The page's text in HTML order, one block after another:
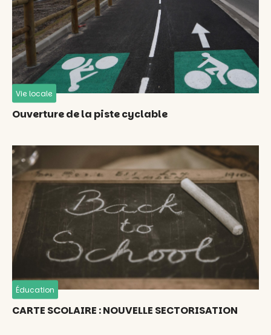
Vie locale
Ouverture de la piste cyclable
Éducation
CARTE SCOLAIRE : NOUVELLE SECTORISATION